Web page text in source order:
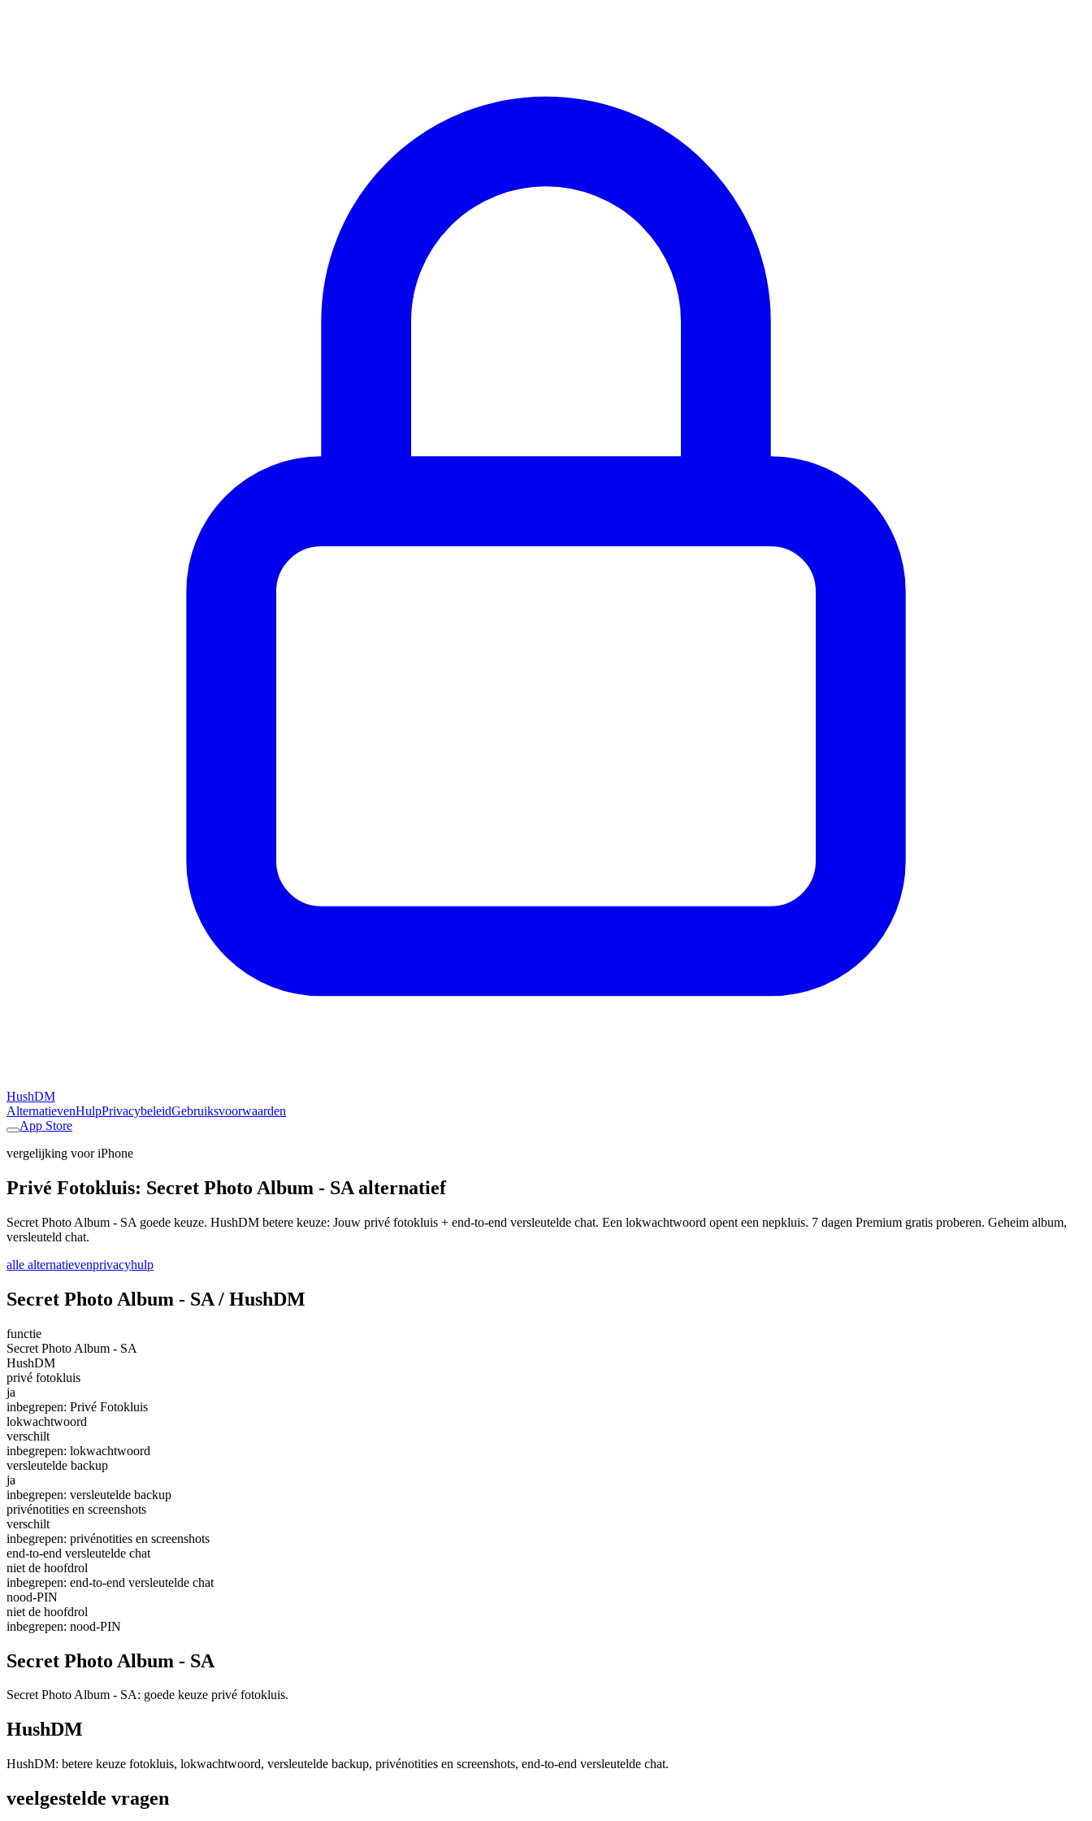
HushDM
AlternatievenHulpPrivacybeleidGebruiksvoorwaarden
App Store
vergelijking voor iPhone
Privé Fotokluis: Secret Photo Album - SA alternatief
Secret Photo Album - SA goede keuze. HushDM betere keuze: Jouw privé fotokluis + end-to-end versleutelde chat. Een lokwachtwoord opent een nepkluis. 7 dagen Premium gratis proberen. Geheim album,
versleuteld chat.
alle alternatievenprivacyhulp
Secret Photo Album - SA / HushDM
functie
Secret Photo Album - SA
HushDM
privé fotokluis
ja
inbegrepen: Privé Fotokluis
lokwachtwoord
verschilt
inbegrepen: lokwachtwoord
versleutelde backup
ja
inbegrepen: versleutelde backup
privénotities en screenshots
verschilt
inbegrepen: privénotities en screenshots
end-to-end versleutelde chat
niet de hoofdrol
inbegrepen: end-to-end versleutelde chat
nood-PIN
niet de hoofdrol
inbegrepen: nood-PIN
Secret Photo Album - SA
Secret Photo Album - SA: goede keuze privé fotokluis.
HushDM
HushDM: betere keuze fotokluis, lokwachtwoord, versleutelde backup, privénotities en screenshots, end-to-end versleutelde chat.
veelgestelde vragen